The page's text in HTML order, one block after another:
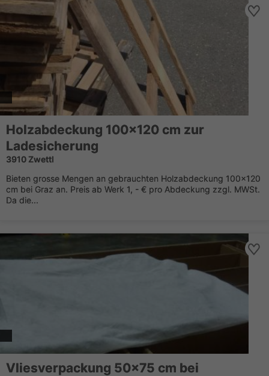
Holzabdeckung 100x120 cm zur
Ladesicherung
3910 Zwettl
Bieten grosse Mengen an gebrauchten Holzabdeckung 100x120
cm bei Graz an. Preis ab Werk 1, - € pro Abdeckung zzgl. MWSt.
Da die...
Vliesverpackung 50x75 cm bei